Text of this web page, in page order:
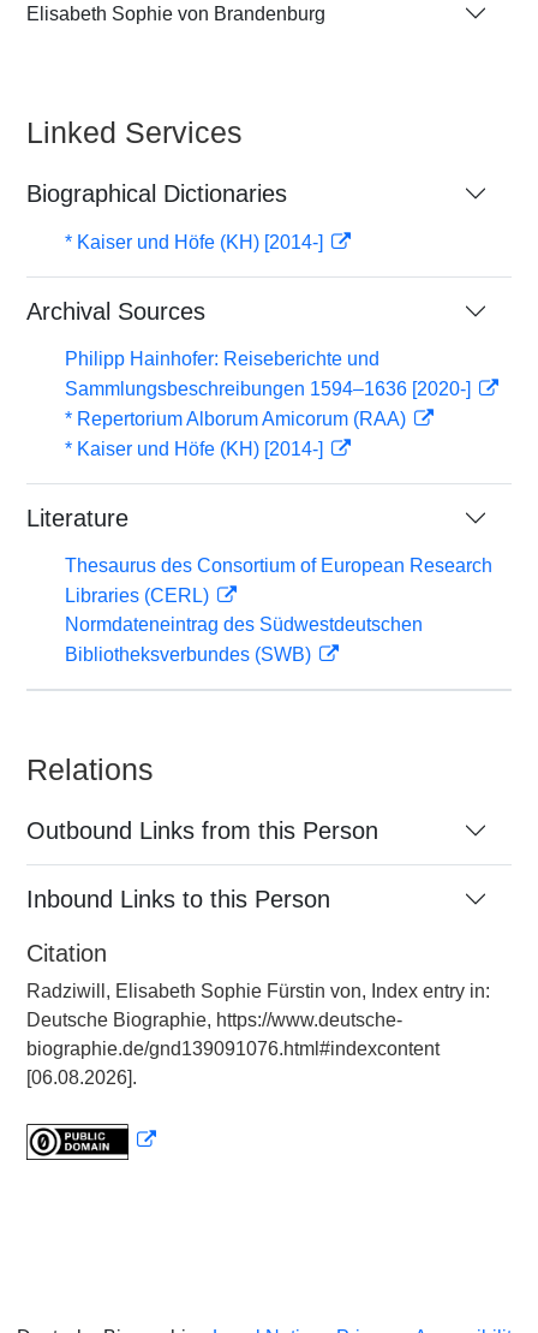
Elisabeth Sophie von Brandenburg
Linked Services
Biographical Dictionaries
* Kaiser und Höfe (KH) [2014-]
Archival Sources
Philipp Hainhofer: Reiseberichte und
Sammlungsbeschreibungen 1594–1636 [2020-]
* Repertorium Alborum Amicorum (RAA)
* Kaiser und Höfe (KH) [2014-]
Literature
Thesaurus des Consortium of European Research
Libraries (CERL)
Normdateneintrag des Südwestdeutschen
Bibliotheksverbundes (SWB)
Relations
Outbound Links from this Person
Inbound Links to this Person
Citation
Radziwill, Elisabeth Sophie Fürstin von, Index entry in:
Deutsche Biographie, https://www.deutsche-
biographie.de/gnd139091076.html#indexcontent
[06.08.2026].